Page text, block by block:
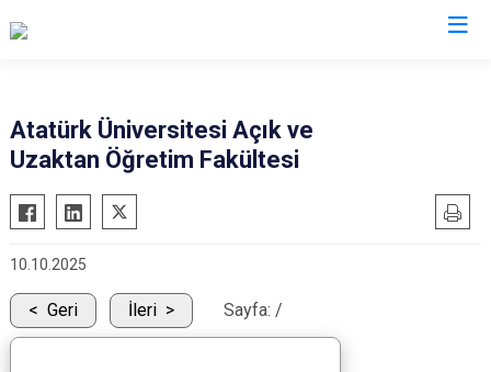
Akyaka
Arpaçay
Kağızman
Sarıkamış
Selim
Atatürk Üniversitesi Açık ve
Uzaktan Öğretim Fakültesi
10.10.2025
Geri İleri Sayfa: /